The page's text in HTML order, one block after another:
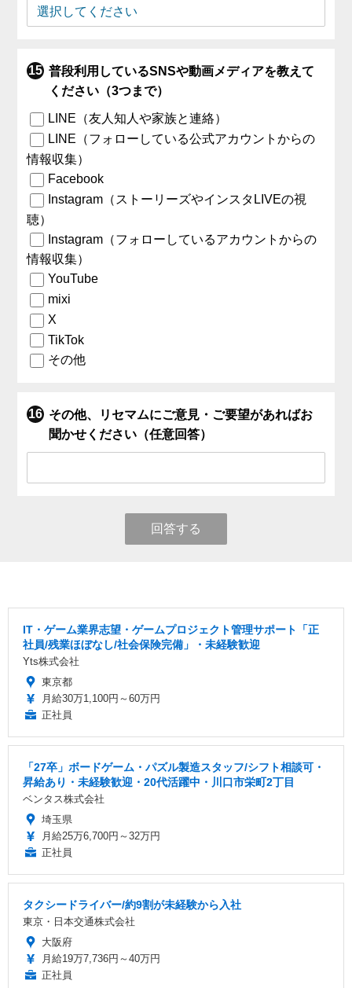
普段利用しているSNSや動画メディアを教えて
ください（3つまで）
LINE（友人知人や家族と連絡）
LINE（フォローしている公式アカウントからの
情報収集）
Facebook
Instagram（ストーリーズやインスタLIVEの視
聴）
Instagram（フォローしているアカウントからの
情報収集）
YouTube
mixi
X
TikTok
その他
その他、リセマムにご意見・ご要望があればお
聞かせください（任意回答）
回答する
IT・ゲーム業界志望・ゲームプロジェクト管理サポート「正
社員/残業ほぼなし/社会保険完備」・未経験歓迎
Yts株式会社
東京都
月給30万1,100円～60万円
正社員
「27卒」ボードゲーム・パズル製造スタッフ/シフト相談可・
昇給あり・未経験歓迎・20代活躍中・川口市栄町2丁目
ベンタス株式会社
埼玉県
月給25万6,700円～32万円
正社員
タクシードライバー/約9割が未経験から入社
東京・日本交通株式会社
大阪府
月給19万7,736円～40万円
正社員